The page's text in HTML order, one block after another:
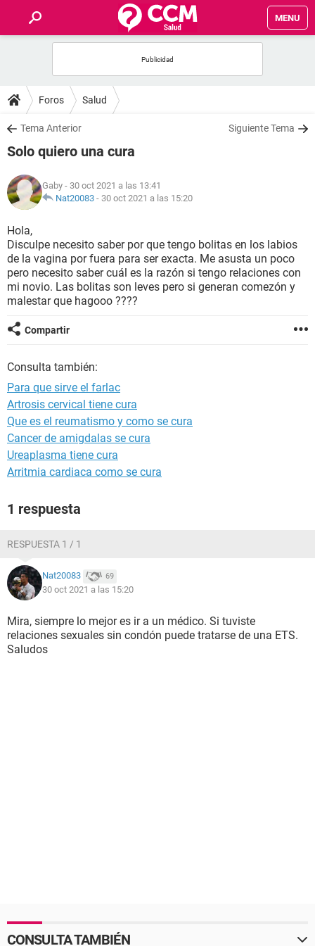
MENU
FOROS
SALUD
FAMILIA
NUTRICIÓN
BIENESTAR
SEXUALIDAD
GLOSARIO
Foros Salud
Tema Anterior Siguiente Tema
Solo quiero una cura
Gaby - 30 oct 2021 a las 13:41
Nat20083 - 30 oct 2021 a las 15:20
Hola,
Disculpe necesito saber por que tengo bolitas en los labios
de la vagina por fuera para ser exacta. Me asusta un poco
pero necesito saber cuál es la razón si tengo relaciones con
mi novio. Las bolitas son leves pero si generan comezón y
malestar que hagooo ????
Compartir
Consulta también:
Para que sirve el farlac
Artrosis cervical tiene cura
Que es el reumatismo y como se cura
Cancer de amigdalas se cura
Ureaplasma tiene cura
Arritmia cardiaca como se cura
1 respuesta
RESPUESTA 1 / 1
Nat20083 69
30 oct 2021 a las 15:20
Mira, siempre lo mejor es ir a un médico. Si tuviste
relaciones sexuales sin condón puede tratarse de una ETS.
Saludos
CONSULTA TAMBIÉN